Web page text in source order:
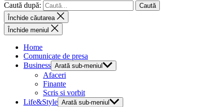
Caută după:
Închide căutarea
Închide meniul
Home
Comunicate de presa
Business Arată sub-meniul
Afaceri
Finante
Scris si vorbit
Life&Style Arată sub-meniul